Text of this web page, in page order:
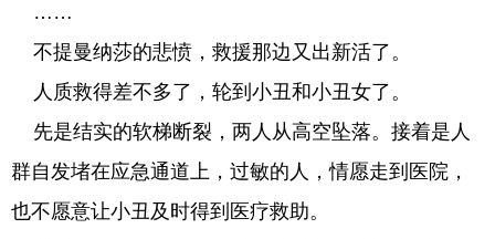
……
不提曼纳莎的悲愤，救援那边又出新活了。
人质救得差不多了，轮到小丑和小丑女了。
先是结实的软梯断裂，两人从高空坠落。接着是人
群自发堵在应急通道上，过敏的人，情愿走到医院，
也不愿意让小丑及时得到医疗救助。